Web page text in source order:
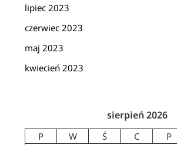
lipiec 2023
czerwiec 2023
maj 2023
kwiecień 2023
sierpień 2026
P W Ś C P